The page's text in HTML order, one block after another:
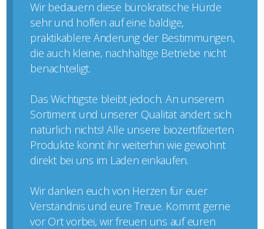
Wir bedauern diese bürokratische Hürde
sehr und hoffen auf eine baldige,
praktikablere Änderung der Bestimmungen,
die auch kleine, nachhaltige Betriebe nicht
benachteiligt.
Das Wichtigste bleibt jedoch. An unserem
Sortiment und unserer Qualität ändert sich
natürlich nichts! Alle unsere biozertifizierten
Produkte könnt ihr weiterhin wie gewohnt
direkt bei uns im Laden einkaufen.
Wir danken euch von Herzen für euer
Verständnis und eure Treue. Kommt gerne
vor Ort vorbei, wir freuen uns auf euren